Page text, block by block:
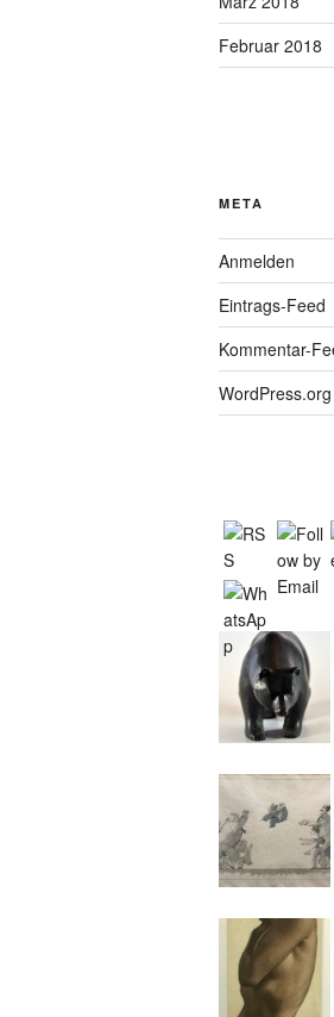
Februar 2018
META
Anmelden
Eintrags-Feed
Kommentar-
WordPress.org